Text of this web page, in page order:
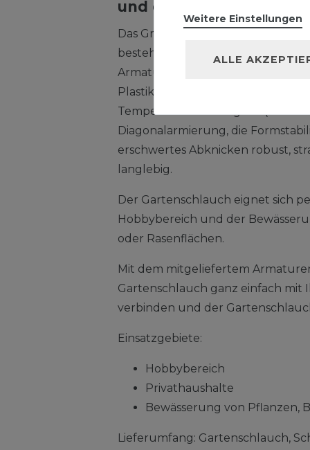
und drehfest mit
Das Grundmaterial, die
besteht aus 100% post-
Armaturen hingegen bestehen
Plastik. Zudem ist der
Temperaturbeständigkeit (-20°C
Diagonalarmierung, die
erschwertes Abknicken robust,
langlebig.
Der Gartenschlauch eignet sich
Hobbybereich und der
oder Rasenflächen.
Mit dem mitgeliefertem
Gartenschlauch ganz einfach mit
verbinden und der
Einsatzgebiete:
Hobbybereich
Privathaushalte
Bewässerung von Pflanzen,
Lieferumfang: Gartenschlauch,
Weitere Einstellungen
ALLE